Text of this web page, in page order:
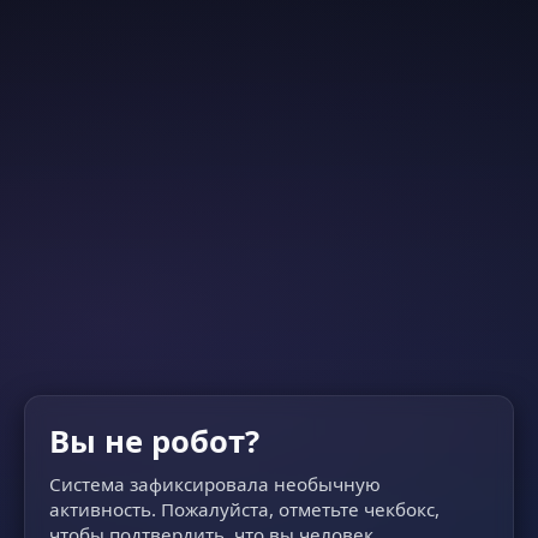
Вы не робот?
Система зафиксировала необычную
активность. Пожалуйста, отметьте чекбокс,